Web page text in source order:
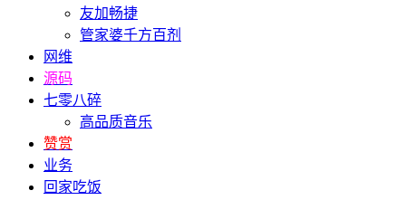
友加畅捷
管家婆千方百剂
网维
源码
七零八碎
高品质音乐
赞赏
业务
回家吃饭